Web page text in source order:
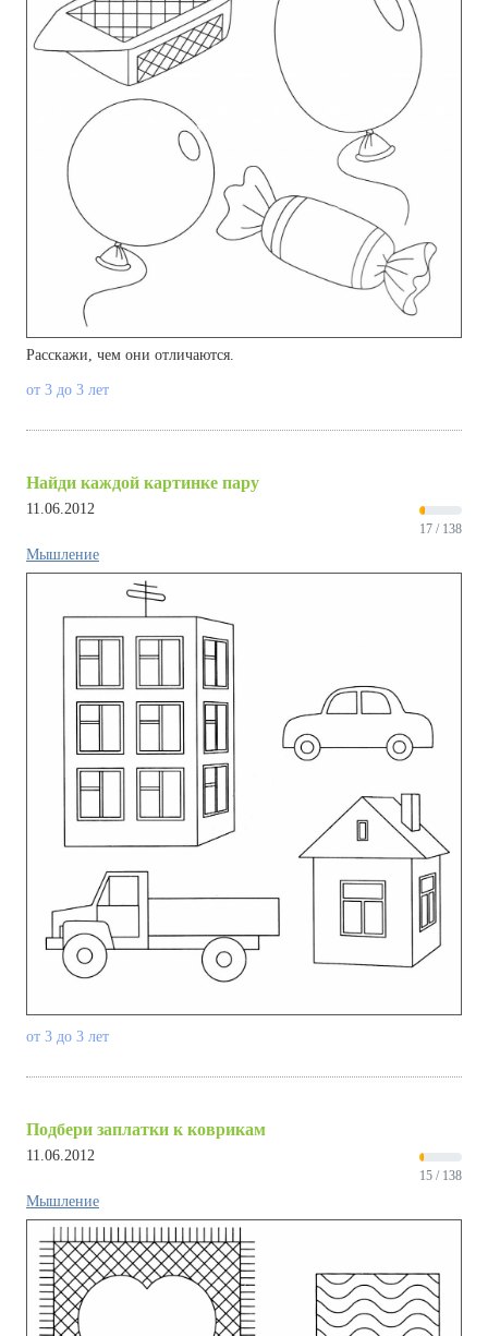
Расскажи, чем они отличаются.
от 3 до 3 лет
Найди каждой картинке пару
11.06.2012
17 / 138
Мышление
от 3 до 3 лет
Подбери заплатки к коврикам
11.06.2012
15 / 138
Мышление